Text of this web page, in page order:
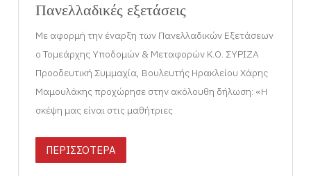
Πανελλαδικές εξετάσεις
Με αφορμή την έναρξη των Πανελλαδικών Εξετάσεων
ο Τομεάρχης Υποδομών & Μεταφορών Κ.Ο. ΣΥΡΙΖΑ
Προοδευτική Συμμαχία, Βουλευτής Ηρακλείου Χάρης
Μαμουλάκης προχώρησε στην ακόλουθη δήλωση: «Η
σκέψη μας είναι στις μαθήτριες
ΠΕΡΙΣΣΟΤΕΡΑ